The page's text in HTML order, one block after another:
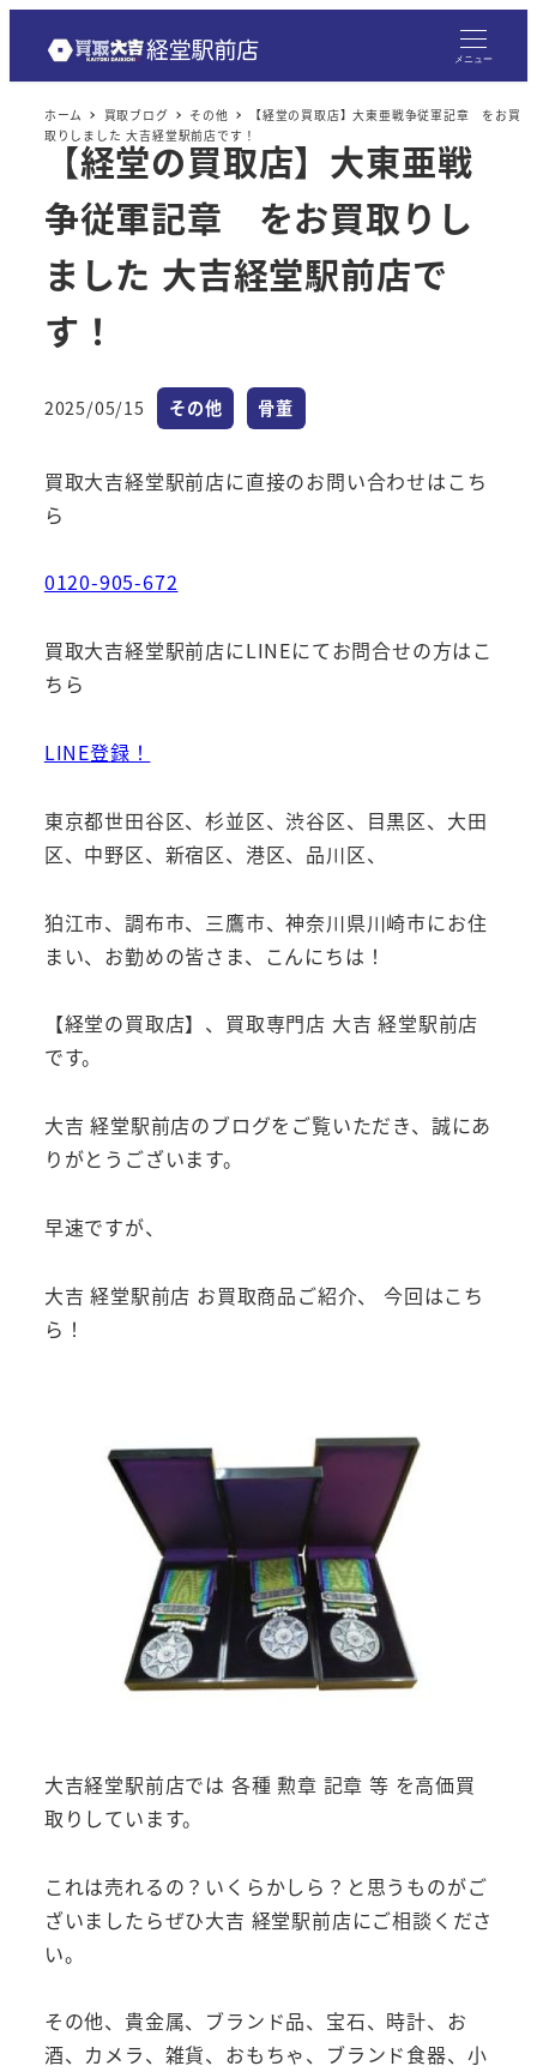
メニュー
ホーム 買取ブログ その他
【経堂の買取店】大東亜戦争従軍記章 をお買
取りしました 大吉経堂駅前店です！
【経堂の買取店】大東亜戦
争従軍記章 をお買取りし
ました 大吉経堂駅前店で
す！
投稿日
2025/05/15 カテゴリー
その他 カテゴリー
骨董
買取大吉経堂駅前店に直接のお問い合わせはこち
ら
0120-905-672
買取大吉経堂駅前店にLINEにてお問合せの方はこ
ちら
LINE登録！
東京都世田谷区、杉並区、渋谷区、目黒区、大田
区、中野区、新宿区、港区、品川区、
狛江市、調布市、三鷹市、神奈川県川崎市にお住
まい、お勤めの皆さま、こんにちは！
【経堂の買取店】、買取専門店 大吉 経堂駅前店
です。
大吉 経堂駅前店のブログをご覧いただき、誠にあ
りがとうございます。
早速ですが、
大吉 経堂駅前店 お買取商品ご紹介、 今回はこち
ら！
大吉経堂駅前店では 各種 勲章 記章 等 を高価買
取りしています。
これは売れるの？いくらかしら？と思うものがご
ざいましたらぜひ大吉 経堂駅前店にご相談くださ
い。
その他、貴金属、ブランド品、宝石、時計、お
酒、カメラ、雑貨、おもちゃ、ブランド食器、小